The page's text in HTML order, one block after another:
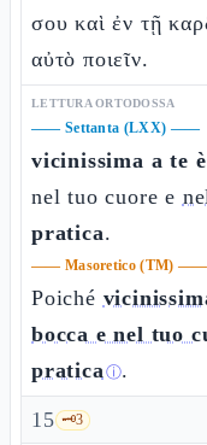
σου καὶ ἐν τῇ
αὐτὸ ποιεῖν.
LETTURA ORTODOSSA
—— Settanta (LXX) ——
vicinissima a te
nel tuo cuore e
pratica.
—— Masoretico (TM) ——
Poiché
bocca e nel tuo
praticaⓘ.
15 🗝️3